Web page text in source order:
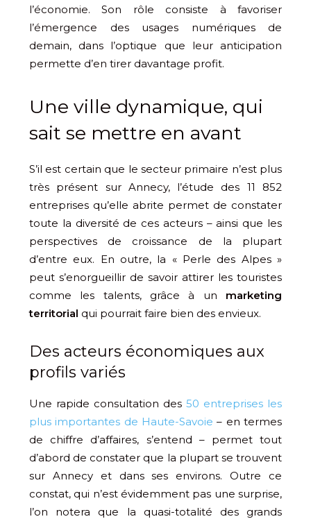
l’économie. Son rôle consiste à favoriser
l’émergence des usages numériques de
demain, dans l’optique que leur anticipation
permette d’en tirer davantage profit.
Une ville dynamique, qui
sait se mettre en avant
S’il est certain que le secteur primaire n’est plus
très présent sur Annecy, l’étude des 11 852
entreprises qu’elle abrite permet de constater
toute la diversité de ces acteurs – ainsi que les
perspectives de croissance de la plupart
d’entre eux. En outre, la « Perle des Alpes »
peut s’enorgueillir de savoir attirer les touristes
comme les talents, grâce à un marketing
territorial qui pourrait faire bien des envieux.
Des acteurs économiques aux
profils variés
Une rapide consultation des 50 entreprises les
plus importantes de Haute-Savoie – en termes
de chiffre d’affaires, s’entend – permet tout
d’abord de constater que la plupart se trouvent
sur Annecy et dans ses environs. Outre ce
constat, qui n’est évidemment pas une surprise,
l’on notera que la quasi-totalité des grands